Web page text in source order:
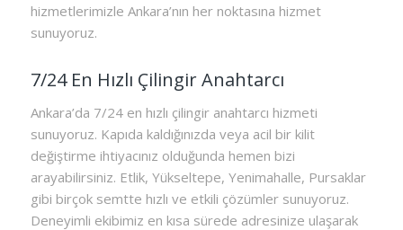
hizmetlerimizle Ankara’nın her noktasına hizmet
sunuyoruz.
7/24 En Hızlı Çilingir Anahtarcı
Ankara’da 7/24 en hızlı çilingir anahtarcı hizmeti
sunuyoruz. Kapıda kaldığınızda veya acil bir kilit
değiştirme ihtiyacınız olduğunda hemen bizi
arayabilirsiniz. Etlik, Yükseltepe, Yenimahalle, Pursaklar
gibi birçok semtte hızlı ve etkili çözümler sunuyoruz.
Deneyimli ekibimiz en kısa sürede adresinize ulaşarak